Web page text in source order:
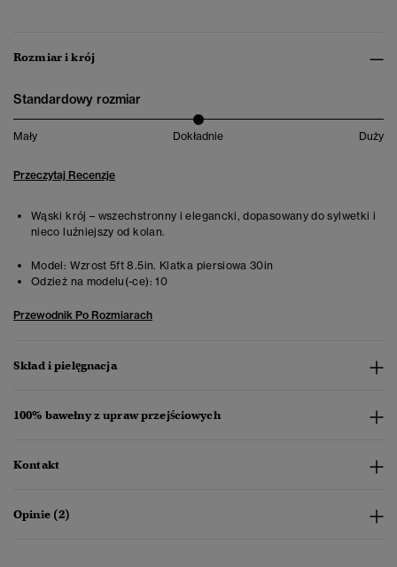
Rozmiar i krój
Standardowy rozmiar
Mały Dokładnie Duży
Przeczytaj Recenzje
Wąski krój – wszechstronny i elegancki, dopasowany do sylwetki i
nieco luźniejszy od kolan.
Model: Wzrost 5ft 8.5in. Klatka piersiowa 30in
Odzież na modelu(-ce): 10
Przewodnik Po Rozmiarach
Skład i pielęgnacja
100% bawełny z upraw przejściowych
Kontakt
Opinie (2)